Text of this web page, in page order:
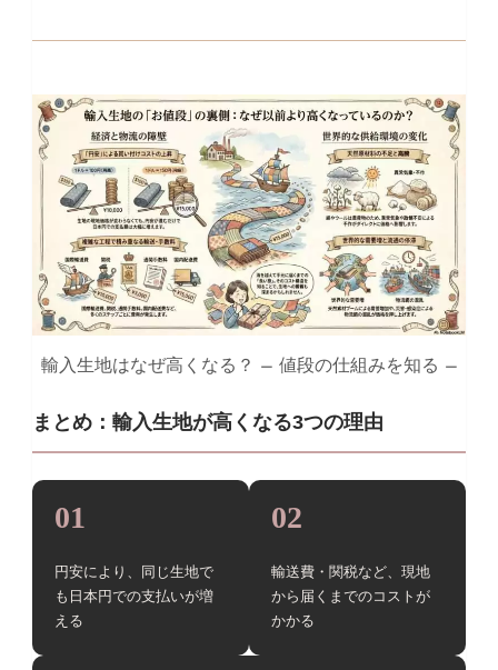
輸入生地はなぜ高くなる？ – 値段の仕組みを知る –
まとめ：輸入生地が高くなる3つの理由
01
円安により、同じ生地で
も日本円での支払いが増
える
02
輸送費・関税など、現地
から届くまでのコストが
かかる